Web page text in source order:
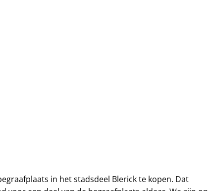
in het stadsdeel Blerick te kopen. Dat